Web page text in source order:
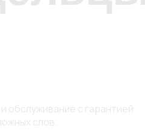
обслуживание с гарантией
слов.